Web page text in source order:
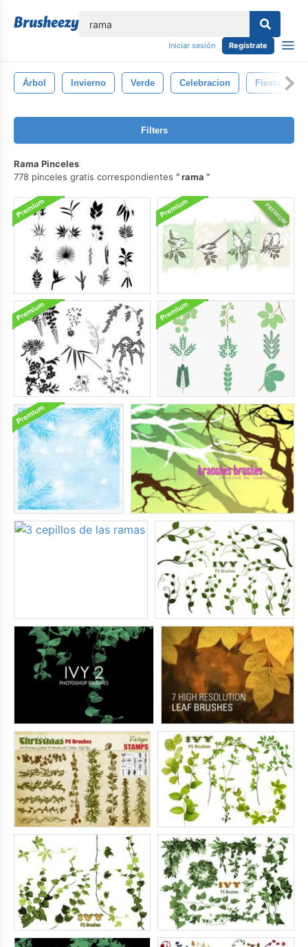
Iniciar sesión Regístrate
Árbol Invierno Verde Celebracion Fiesta
Filters
Rama Pinceles
778 pinceles gratis correspondientes
rama